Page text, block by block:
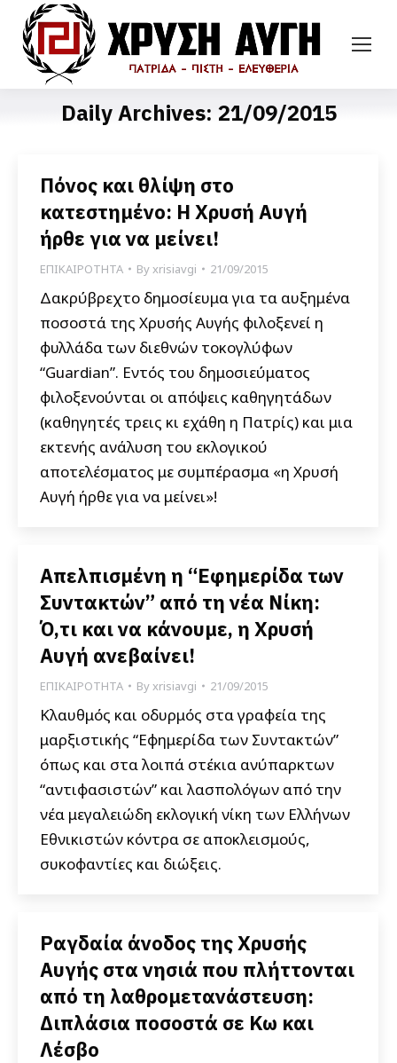
Daily Archives: 21/09/2015
Πόνος και θλίψη στο
κατεστημένο: Η Χρυσή Αυγή
ήρθε για να μείνει!
ΕΠΙΚΑΙΡΟΤΗΤΑ Byxrisiavgi 21/09/2015
Δακρύβρεχτο δημοσίευμα για τα αυξημένα
ποσοστά της Χρυσής Αυγής φιλοξενεί η
φυλλάδα των διεθνών τοκογλύφων
“Guardian”. Εντός του δημοσιεύματος
φιλοξενούνται οι απόψεις καθηγητάδων
(καθηγητές τρεις κι εχάθη η Πατρίς) και μια
εκτενής ανάλυση του εκλογικού
αποτελέσματος με συμπέρασμα «η Χρυσή
Αυγή ήρθε για να μείνει»!
Απελπισμένη η “Εφημερίδα των
Συντακτών” από τη νέα Νίκη:
Ό,τι και να κάνουμε, η Χρυσή
Αυγή ανεβαίνει!
ΕΠΙΚΑΙΡΟΤΗΤΑ Byxrisiavgi 21/09/2015
Κλαυθμός και οδυρμός στα γραφεία της
μαρξιστικής “Εφημερίδα των Συντακτών”
όπως και στα λοιπά στέκια ανύπαρκτων
“αντιφασιστών” και λασπολόγων από την
νέα μεγαλειώδη εκλογική νίκη των Ελλήνων
Εθνικιστών κόντρα σε αποκλεισμούς,
συκοφαντίες και διώξεις.
Ραγδαία άνοδος της Χρυσής
Αυγής στα νησιά που πλήττονται
από τη λαθρομετανάστευση:
Διπλάσια ποσοστά σε Κω και
Λέσβο